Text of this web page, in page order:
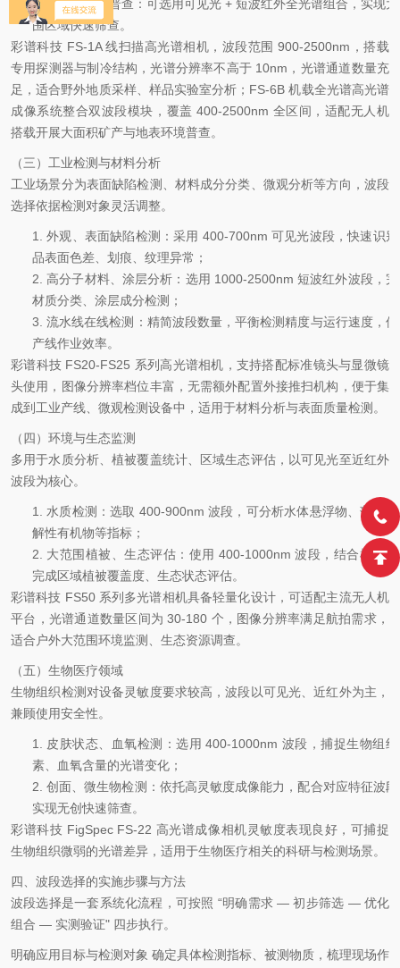
3. 大面积地表普查：可选用可见光 + 短波红外全光谱组合，实现
围区域快速筛查。
彩谱科技 FS-1A 线扫描高光谱相机，波段范围 900-2500nm，搭载
专用探测器与制冷结构，光谱分辨率不高于 10nm，光谱通道数量充
足，适合野外地质采样、样品实验室分析；FS-6B 机载全光谱高光谱
成像系统整合双波段模块，覆盖 400-2500nm 全区间，适配无人机
搭载开展大面积矿产与地表环境普查。
（三）工业检测与材料分析
工业场景分为表面缺陷检测、材料成分分类、微观分析等方向，波段
选择依据检测对象灵活调整。
1.外观、表面缺陷检测：采用 400-700nm可见光波段，快速识
品表面色差、划痕、纹理异常；
2.高分子材料、涂层分析：选用 1000-2500nm 短波红外波段，
材质分类、涂层成分检测；
3.流水线在线检测：精简波段数量，平衡检测精度与运行速度，
产线作业效率。
彩谱科技 FS20-FS25 系列高光谱相机，支持搭配标准镜头与显微镜
头使用，图像分辨率档位丰富，无需额外配置外接推扫机构，便于集
成到工业产线、微观检测设备中，适用于材料分析与表面质量检测。
（四）环境与生态监测
多用于水质分析、植被覆盖统计、区域生态评估，以可见光至近红外
波段为核心。
1. 水质检测：选取 400-900nm波段，可分析水体悬浮物、藻类
解性有机物等指标；
2. 大范围植被、生态评估：使用 400-1000nm波段，结合植被
完成区域植被覆盖度、生态状态评估。
彩谱科技 FS50 系列多光谱相机具备轻量化设计，可适配主流无人机
平台，光谱通道数量区间为 30-180 个，图像分辨率满足航拍需求，
适合户外大范围环境监测、生态资源调查。
（五）生物医疗领域
生物组织检测对设备灵敏度要求较高，波段以可见光、近红外为主，
兼顾使用安全性。
1. 皮肤状态、血氧检测：选用 400-1000nm 波段，捕捉生物组
素、血氧含量的光谱变化；
2.创面、微生物检测：依托高灵敏度成像能力，配合对应特征波
实现无创快速筛查。
彩谱科技 FigSpec FS-22 高光谱成像相机灵敏度表现良好，可捕捉
生物组织微弱的光谱差异，适用于生物医疗相关的科研与检测场景。
四、波段选择的实施步骤与方法
波段选择是一套系统化流程，可按照 “明确需求 — 初步筛选 — 优化
组合 — 实测验证" 四步执行。
明确应用目标与检测对象 确定具体检测指标、被测物质，梳理现场作